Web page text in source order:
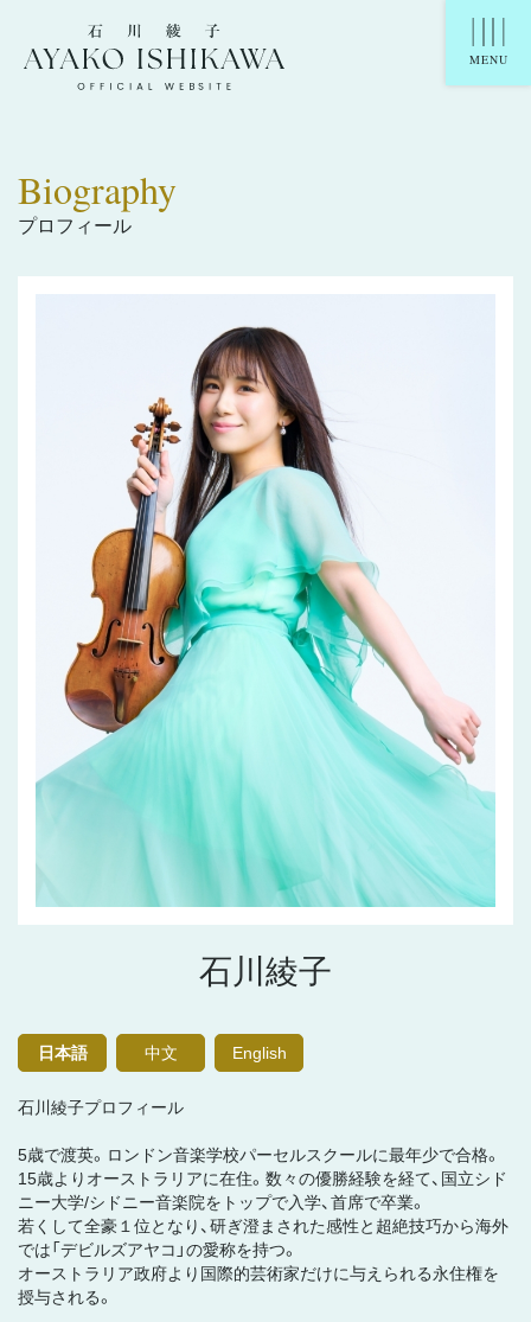
石川綾子 Ayako Ishikawa Official Website
MENU
Biography
プロフィール
石川綾子
日本語 中文 English
石川綾子プロフィール
5歳で渡英。ロンドン音楽学校パーセルスクールに最年少で合格。
15歳よりオーストラリアに在住。数々の優勝経験を経て、国立シド
ニー大学/シドニー音楽院をトップで入学、首席で卒業。
若くして全豪１位となり、研ぎ澄まされた感性と超絶技巧から海外
では「デビルズアヤコ」の愛称を持つ。
オーストラリア政府より国際的芸術家だけに与えられる永住権を
授与される。